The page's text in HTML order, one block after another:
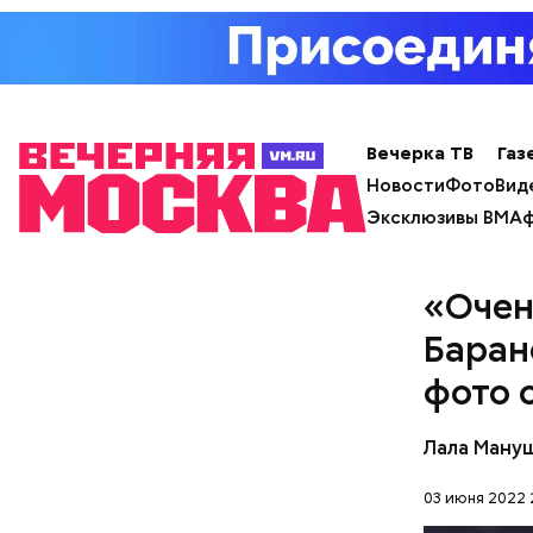
Вечерка ТВ
НовостиФото
Эксклюзивы ВМ
фото
Лала
03 июня 2022
По его
который
около
хотелось